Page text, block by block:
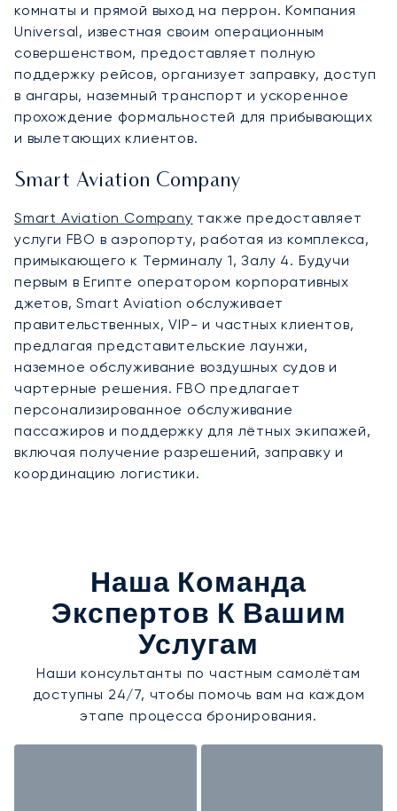
комнаты и прямой выход на перрон. Компания
Universal, известная своим операционным
совершенством, предоставляет полную
поддержку рейсов, организует заправку, доступ
в ангары, наземный транспорт и ускоренное
прохождение формальностей для прибывающих
и вылетающих клиентов.
Smart Aviation Company
Smart Aviation Company также предоставляет
услуги FBO в аэропорту, работая из комплекса,
примыкающего к Терминалу 1, Залу 4. Будучи
первым в Египте оператором корпоративных
джетов, Smart Aviation обслуживает
правительственных, VIP- и частных клиентов,
предлагая представительские лаунжи,
наземное обслуживание воздушных судов и
чартерные решения. FBO предлагает
персонализированное обслуживание
пассажиров и поддержку для лётных экипажей,
включая получение разрешений, заправку и
координацию логистики.
Наша Команда
Экспертов К Вашим
Услугам
Наши консультанты по частным самолётам
доступны 24/7, чтобы помочь вам на каждом
этапе процесса бронирования.